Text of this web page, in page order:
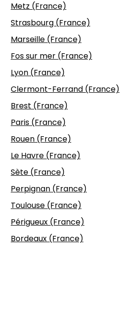
Metz (France)
Strasbourg (France)
Marseille (France)
Fos sur mer (France)
Lyon (France)
Clermont-Ferrand (France)
Brest (France)
Paris (France)
Rouen (France)
Le Havre (France)
Sète (France)
Perpignan (France)
Toulouse (France)
Périgueux (France)
Bordeaux (France)